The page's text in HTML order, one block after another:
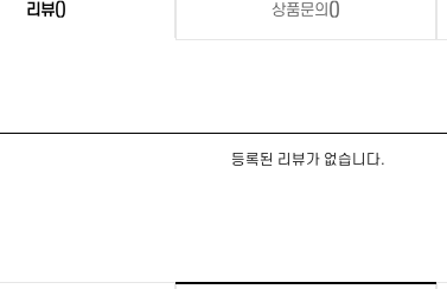
리뷰() 상품문의 ()
등록된 리뷰가 없습니다.